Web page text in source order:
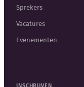
Sprekers
Vacatures
Evenementen